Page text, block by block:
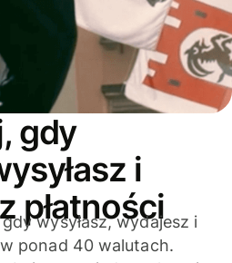
gdy
i
płatności
wysyłasz, wydajesz i
ponad 40 walutach.